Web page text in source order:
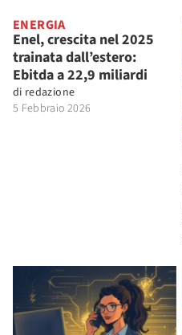
ENERGIA
Enel, crescita nel 2025
trainata dall’estero:
Ebitda a 22,9 miliardi
di redazione
5 Febbraio 2026